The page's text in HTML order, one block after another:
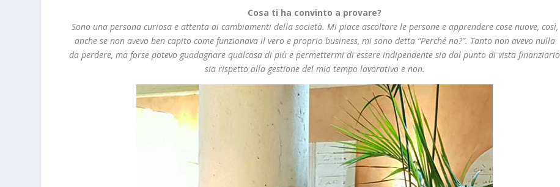
Cosa ti ha convinto a provare?
Sono una persona curiosa e attenta ai cambiamenti della società. Mi piace ascoltare le persone e apprendere cose nuove, così,
anche se non avevo ben capito come funzionava il vero e proprio business, mi sono detta “Perché no?”. Tanto non avevo nulla
da perdere, ma forse potevo guadagnare qualcosa di più e permettermi di essere indipendente sia dal punto di vista finanziario
sia rispetto alla gestione del mio tempo lavorativo e non.